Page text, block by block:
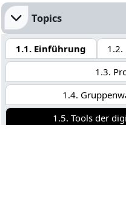
Section outline
Topics
1.1. Einführung
1.2.
1.3.
1.4.
1.5. Tools der